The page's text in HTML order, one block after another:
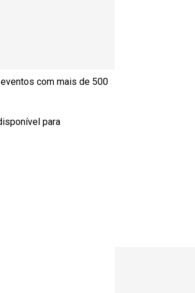
com mais de 500
para